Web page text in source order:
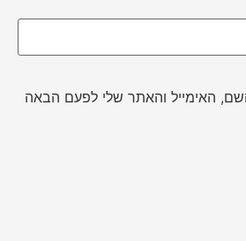
האימייל והאתר שלי לפעם הבאה